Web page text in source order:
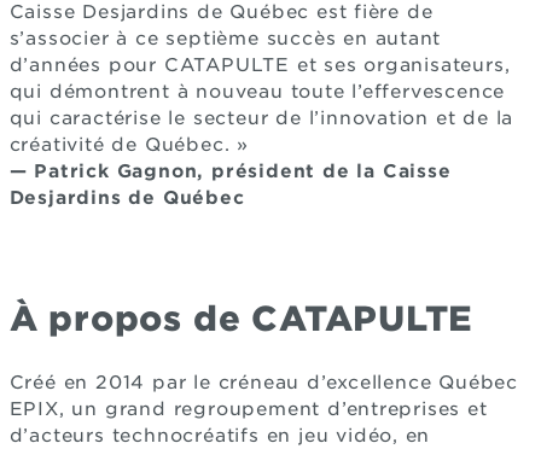
Caisse Desjardins de Québec est fière de
s’associer à ce septième succès en autant
d’années pour CATAPULTE et ses organisateurs,
qui démontrent à nouveau toute l’effervescence
qui caractérise le secteur de l’innovation et de la
créativité de Québec. »
— Patrick Gagnon, président de la Caisse
Desjardins de Québec
À propos de CATAPULTE
Créé en 2014 par le créneau d’excellence Québec
EPIX, un grand regroupement d’entreprises et
d’acteurs technocréatifs en jeu vidéo, en